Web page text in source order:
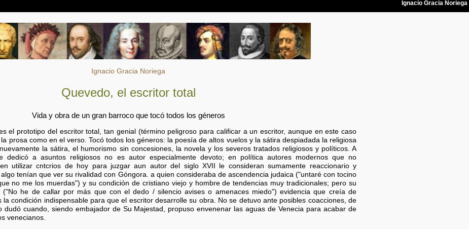
Ignacio Gracia Noriega
Quevedo, el escritor total
Vida y obra de un gran barroco que tocó todos los géneros
el prototipo del escritor total, tan genial (término peligroso para calificar a un escritor, aunque en este caso
prosa como en el verso. Tocó todos los géneros: la poesía de altos vuelos y la sátira despiadada la religiosa
la sátira, el humorismo sin concesiones, la novela y los severos tratados religiosos y políticos. A
dedicó a asuntos religiosos no es autor especialmente devoto; en política autores modernos que no
utilizar cntcrios de hoy para juzgar aun autor del siglo XVII le consideran sumamente reaccionario y
tenían que ver su rivalidad con Góngora. a quien consideraba de ascendencia judaica ("untaré con tocino
no me los muerdas") y su condición de cristiano viejo y hombre de tendencias muy tradicionales; pero su
("No he de callar por más que con el dedo / silencio avises o amenaces miedo") evidencia que creía de
condición indispensable para que el escritor desarrolle su obra. No se detuvo ante posibles coacciones, de
dudó cuando, siendo embajador de Su Majestad, propuso envenenar las aguas de Venecia para acabar de
venecianos.